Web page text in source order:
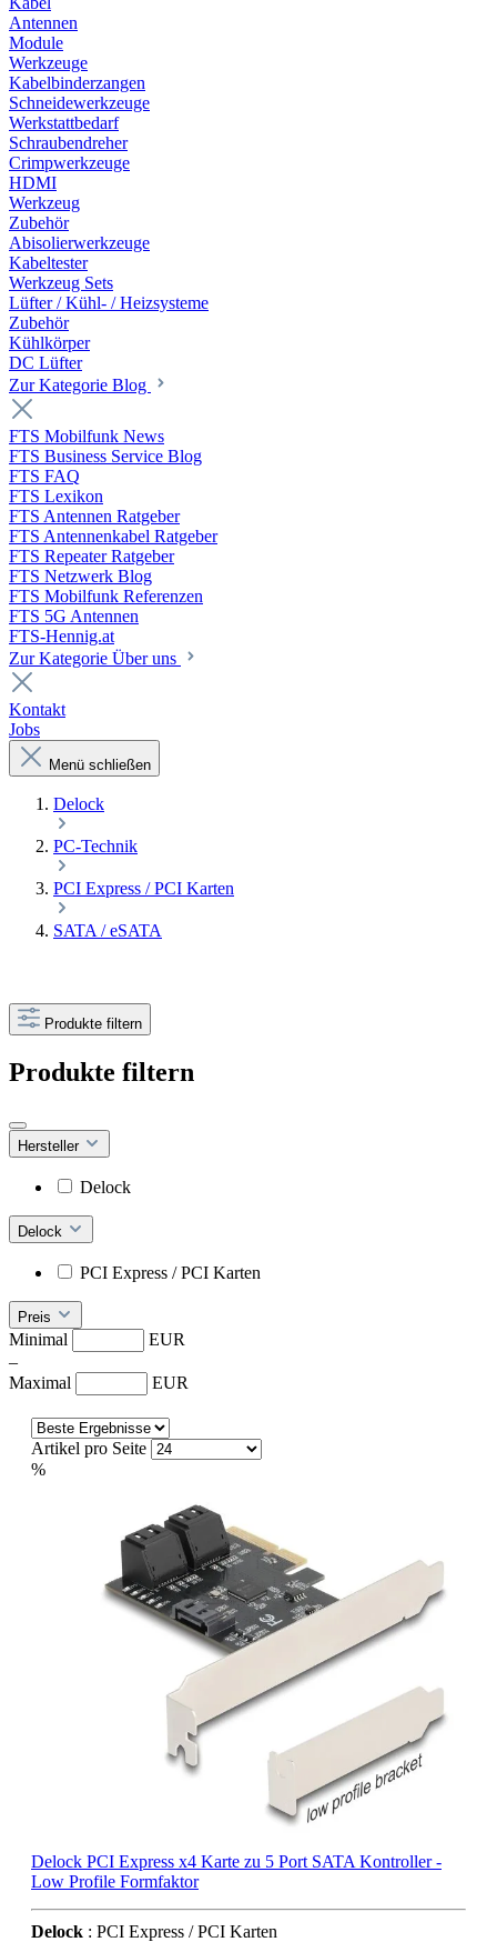
Antennen
Module
Werkzeuge
Kabelbinderzangen
Schneidewerkzeuge
Werkstattbedarf
Schraubendreher
Crimpwerkzeuge
HDMI
Werkzeug
Zubehör
Abisolierwerkzeuge
Kabeltester
Werkzeug Sets
Lüfter / Kühl- / Heizsysteme
Zubehör
Kühlkörper
DC Lüfter
Zur Kategorie Blog
FTS Mobilfunk News
FTS Business Service Blog
FTS FAQ
FTS Lexikon
FTS Antennen Ratgeber
FTS Antennenkabel Ratgeber
FTS Repeater Ratgeber
FTS Netzwerk Blog
FTS Mobilfunk Referenzen
FTS 5G Antennen
FTS-Hennig.at
Zur Kategorie Über uns
Kontakt
Jobs
Menü schließen
Delock
PC-Technik
PCI Express / PCI Karten
SATA / eSATA
Produkte filtern
Produkte filtern
Hersteller
Delock
Delock
PCI Express / PCI Karten
Preis
Minimal
EUR
–
Maximal
EUR
Artikel pro Seite
%
Delock PCI Express x4 Karte zu 5 Port SATA Kontroller -
Low Profile Formfaktor
Delock : PCI Express / PCI Karten